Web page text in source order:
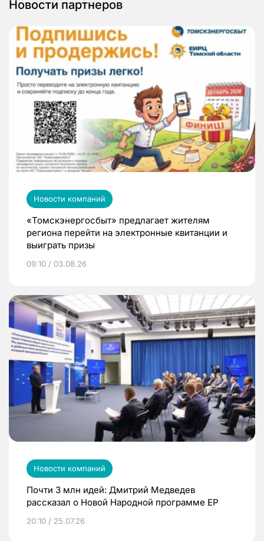
Новости партнеров
Новости компаний
«Томскэнергосбыт» предлагает жителям
региона перейти на электронные квитанции и
выиграть призы
09:10 / 03.08.26
Новости компаний
Почти 3 млн идей: Дмитрий Медведев
рассказал о Новой Народной программе ЕР
20:10 / 25.07.26